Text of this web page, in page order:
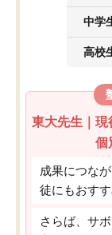
中学
高校
東大先生｜現
個
成果につな
徒にもおす
さらば、サ